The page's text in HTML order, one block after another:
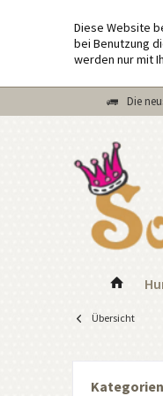
Diese Website
bei Benutzung
werden nur mit
Die
Übersicht
Kategorien